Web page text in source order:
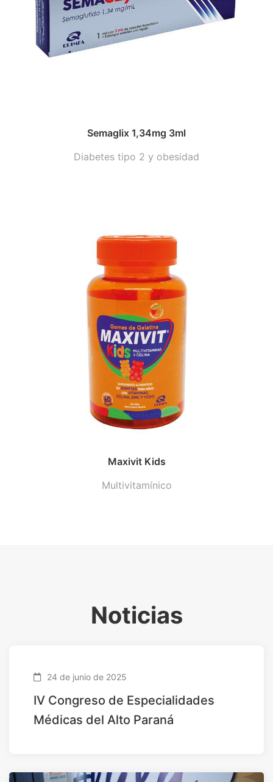
Semaglix 1,34mg 3ml
Diabetes tipo 2 y obesidad
Maxivit Kids
Multivitamínico
Noticias
24 de junio de 2025
IV Congreso de Especialidades
Médicas del Alto Paraná